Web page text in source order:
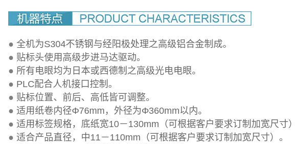
● 全机为S304不锈钢与经阳极处理之高级铝合金制成。
● 贴标头使用高级步进马达驱动。
● 所有电眼均为日本或西德制之高级光电电眼。
● PLC配合人机接口控制。
● 贴标位置、前后、高低皆可调整。
● 适用纸卷内径Φ76mm，外径为Φ360mm以内。
● 适用标签规格，底纸宽10－130mm（可根据客户要求订制加宽尺寸
● 适合产品直径，中11－110mm（可根据客户要求订制加宽尺寸）。